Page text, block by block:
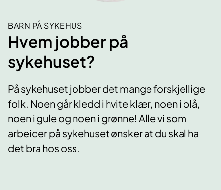
BARN PÅ SYKEHUS
Hvem jobber på
sykehuset?
På sykehuset jobber det mange forskjellige
folk. Noen går kledd i hvite klær, noen i blå,
noen i gule og noen i grønne! Alle vi som
arbeider på sykehuset ønsker at du skal ha
det bra hos oss.